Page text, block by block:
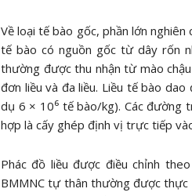
Về loại tế bào gốc, phần lớn
tế bào có nguồn gốc từ dây rốn
thường được thu nhận từ mào
đơn liều và đa liều. Liều tế bào
dụ 6 × 10⁶ tế bào/kg). Các
hợp là cấy ghép định vị trực tiếp
Phác đồ liều được điều chỉnh
BMMNC tự thân thường được thực